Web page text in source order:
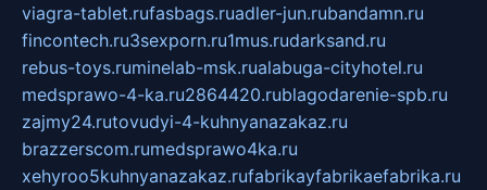
viagra-tablet.rufasbags.ruadler-jun.rubandamn.ru
fincontech.ru3sexporn.ru1mus.rudarksand.ru
rebus-toys.ruminelab-msk.rualabuga-cityhotel.ru
medsprawo-4-ka.ru2864420.rublagodarenie-spb.ru
zajmy24.rutovudyi-4-kuhnyanazakaz.ru
brazzerscom.rumedsprawo4ka.ru
xehyroo5kuhnyanazakaz.rufabrikayfabrikaefabrika.ru